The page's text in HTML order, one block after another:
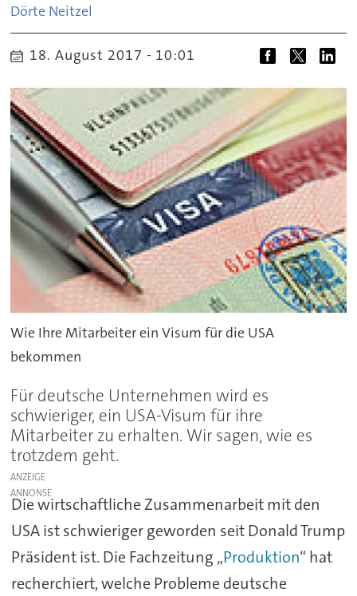
Dörte Neitzel
18. August 2017 - 10:01
Wie Ihre Mitarbeiter ein Visum für die USA
bekommen
Für deutsche Unternehmen wird es
schwieriger, ein USA-Visum für ihre
Mitarbeiter zu erhalten. Wir sagen, wie es
trotzdem geht.
ANZEIGE
Die wirtschaftliche Zusammenarbeit mit den
USA ist schwieriger geworden seit Donald Trump
Präsident ist. Die Fachzeitung „Produktion“ hat
recherchiert, welche Probleme deutsche